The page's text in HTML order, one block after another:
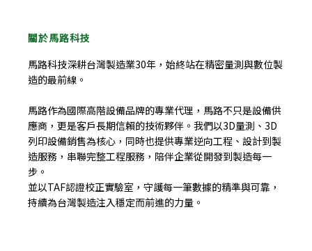
關於馬路科技
馬路科技深耕台灣製造業30年，始終站在精密量測與數位製
造的最前線。
馬路作為國際高階設備品牌的專業代理，馬路不只是設備供
應商，更是客戶長期信賴的技術夥伴。我們以3D量測、3D
列印設備銷售為核心，同時也提供專業逆向工程、設計到製
造服務，串聯完整工程服務，陪伴企業從開發到製造每一
步。
並以TAF認證校正實驗室，守護每一筆數據的精準與可靠，
持續為台灣製造注入穩定而前進的力量。